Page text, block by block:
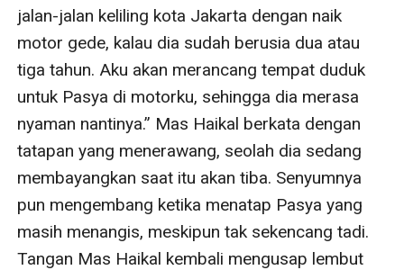
jalan-jalan keliling kota Jakarta dengan naik
motor gede, kalau dia sudah berusia dua atau
tiga tahun. Aku akan merancang tempat duduk
untuk Pasya di motorku, sehingga dia merasa
nyaman nantinya.” Mas Haikal berkata dengan
tatapan yang menerawang, seolah dia sedang
membayangkan saat itu akan tiba. Senyumnya
pun mengembang ketika menatap Pasya yang
masih menangis, meskipun tak sekencang tadi.
Tangan Mas Haikal kembali mengusap lembut